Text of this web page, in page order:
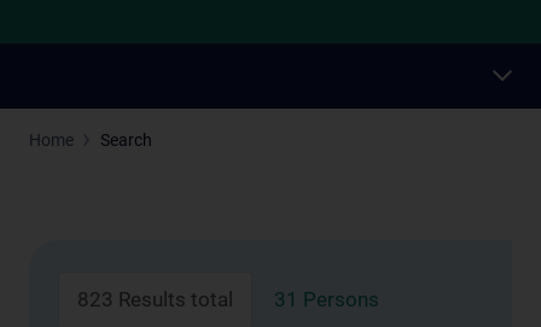
Home Search
823 Results total 31 Persons